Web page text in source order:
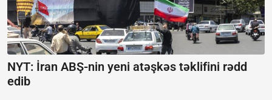
NYT: İran ABŞ-nin yeni atəşkəs təklifini rədd
edib